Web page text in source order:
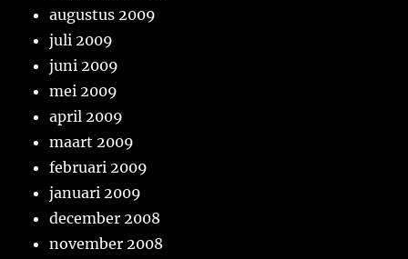
augustus 2009
juli 2009
juni 2009
mei 2009
april 2009
maart 2009
februari 2009
januari 2009
december 2008
november 2008